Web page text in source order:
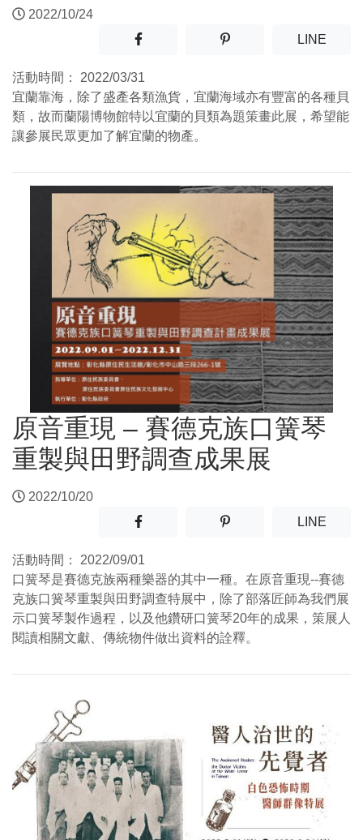
2022/10/24
分享至facebook(另開新視窗)
分享至噗浪(另開新視窗)
LINE(另開
活動時間：
2022/03/31
宜蘭靠海，除了盛產各類漁貨，宜蘭海域亦有豐富的各種貝
類，故而蘭陽博物館特以宜蘭的貝類為題策畫此展，希望能
讓參展民眾更加了解宜蘭的物產。
原音重現 – 賽德克族口簧琴
重製與田野調查成果展
2022/10/20
分享至facebook(另開新視窗)
分享至噗浪(另開新視窗)
LINE(另開
活動時間：
2022/09/01
口簧琴是賽德克族兩種樂器的其中一種。在原音重現--賽德
克族口簧琴重製與田野調查特展中，除了部落匠師為我們展
示口簧琴製作過程，以及他鑽研口簧琴20年的成果，策展人
閱讀相關文獻、傳統物件做出資料的詮釋。